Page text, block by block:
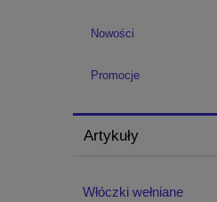
Nowości
Promocje
Artykuły
Włóczki wełniane